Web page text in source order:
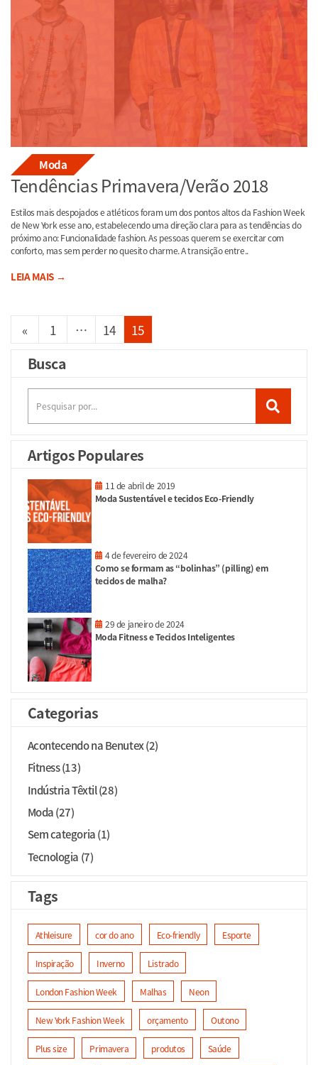
Moda
Tendências Primavera/Verão 2018
Estilos mais despojados e atléticos foram um dos pontos altos da Fashion Week
de New York esse ano, estabelecendo uma direção clara para as tendências do
próximo ano: Funcionalidade fashion. As pessoas querem se exercitar com
conforto, mas sem perder no quesito charme. A transição entre..
LEIA MAIS →
« 1 … 14 15
Busca
Artigos Populares
11 de abril de 2019
Moda Sustentável e tecidos Eco-Friendly
4 de fevereiro de 2024
Como se formam as “bolinhas” (pilling) em
tecidos de malha?
29 de janeiro de 2024
Moda Fitness e Tecidos Inteligentes
Categorias
Acontecendo na Benutex (2)
Fitness (13)
Indústria Têxtil (28)
Moda (27)
Sem categoria (1)
Tecnologia (7)
Tags
Athleisure cor do ano Eco-friendly Esporte
Inspiração Inverno Listrado
London Fashion Week Malhas Neon
New York Fashion Week orçamento Outono
Plus size Primavera produtos Saúde